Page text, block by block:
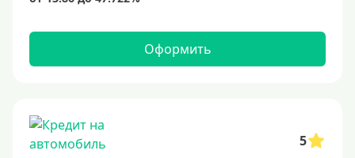
Оформить
5